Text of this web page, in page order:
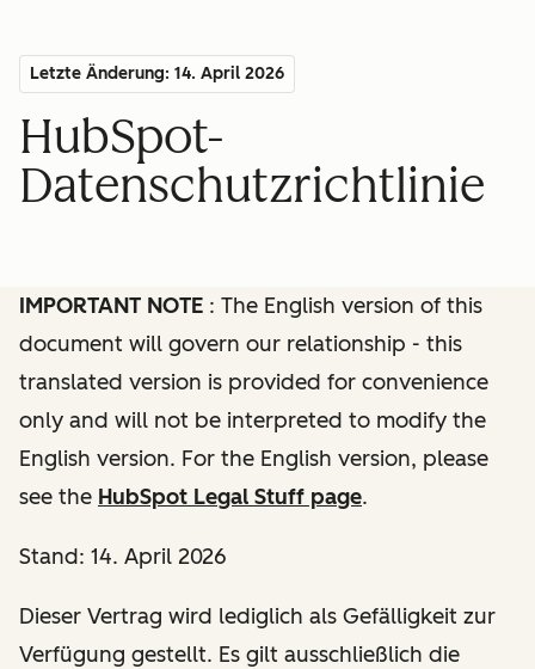
Letzte Änderung: 14. April 2026
HubSpot-
Datenschutzrichtlinie
IMPORTANT NOTE : The English version of this
document will govern our relationship - this
translated version is provided for convenience
only and will not be interpreted to modify the
English version. For the English version, please
see the HubSpot Legal Stuff page.
Stand: 14. April 2026
Dieser Vertrag wird lediglich als Gefälligkeit zur
Verfügung gestellt. Es gilt ausschließlich die